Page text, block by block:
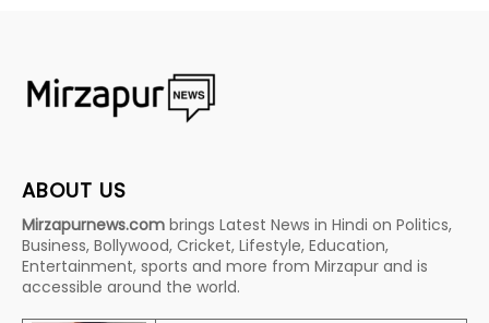
ABOUT US
Mirzapurnews.com brings Latest News in Hindi on Politics,
Business, Bollywood, Cricket, Lifestyle, Education,
Entertainment, sports and more from Mirzapur and is
accessible around the world.